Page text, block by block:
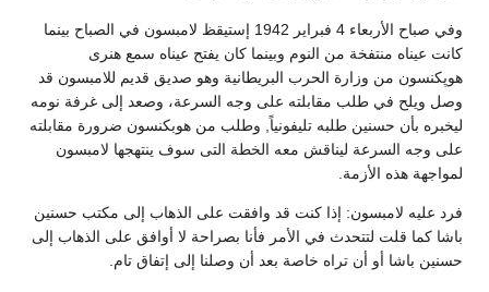
وفي صباح الأربعاء 4 فبراير 1942 إستيقظ لامبسون في الصباح بينما
كانت عيناه منتفخة من النوم وبينما كان يفتح عيناه سمع هنرى
هوپكنسون من وزارة الحرب البريطانية وهو صديق قديم للامبسون قد
وصل ويلح في طلب مقابلته على وجه السرعة، وصعد إلى غرفة نومه
ليخبره بأن حسنين طلبه تليفونياً, وطلب من هوبكنسون ضرورة مقابلته
على وجه السرعة ليناقش معه الخطة التى سوف ينتهجها لامبسون
لمواجهة هذه الأزمة.
فرد عليه لامبسون: إذا كنت قد وافقت على الذهاب إلى مكتب حسنين
باشا كما قلت لتتحدث في الأمر فأنا بصراحة لا أوافق على الذهاب إلى
حسنين باشا أو أن تراه خاصة بعد أن وصلنا إلى إتفاق تام.